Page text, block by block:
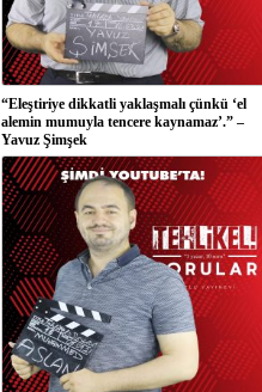
“Eleştiriye dikkatli yaklaşmalı çünkü ‘el
alemin mumuyla tencere kaynamaz’.” –
Yavuz Şimşek